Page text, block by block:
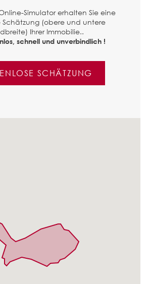
Simulator erhalten Sie eine
Schätzung (obere und untere
Ihrer Immobilie..
schnell und unverbindlich !
SCHÄTZUNG